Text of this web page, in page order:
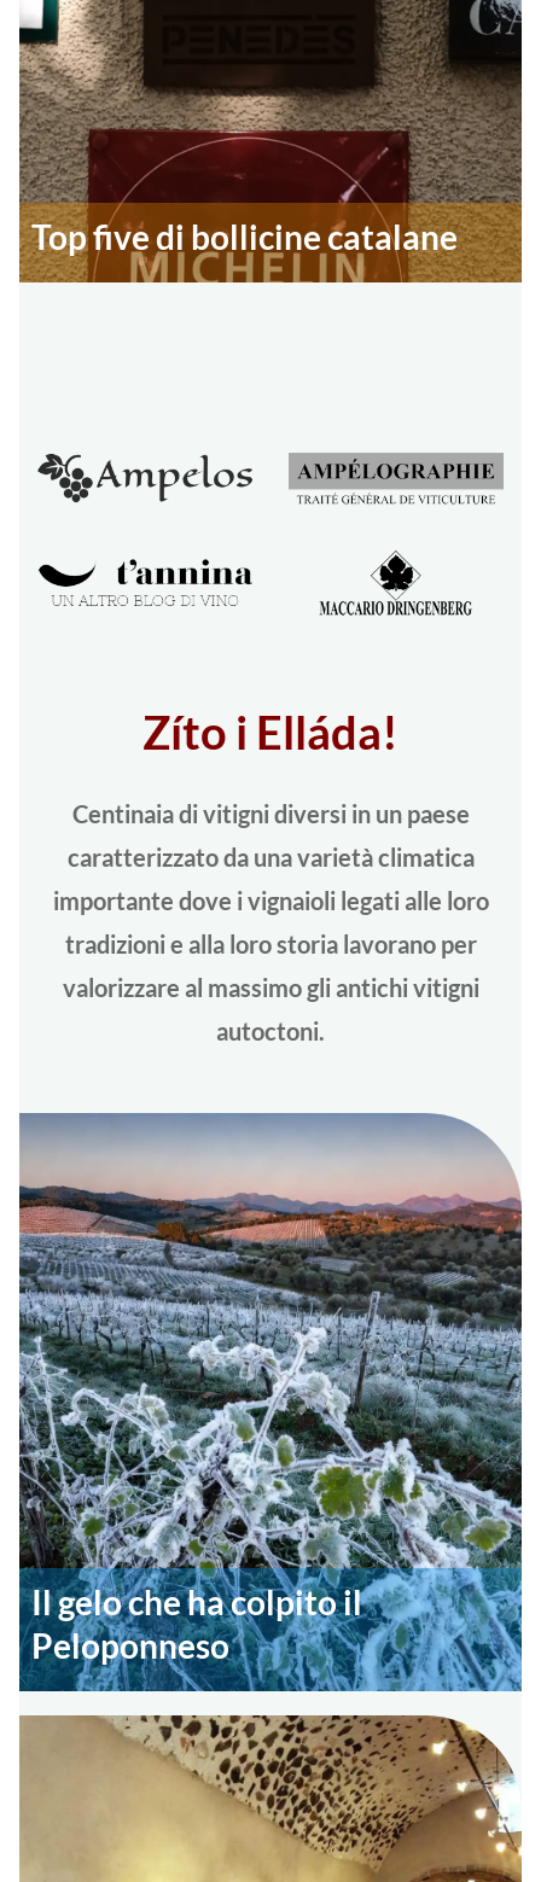
Top five di bollicine catalane
Zíto i Elláda!
Centinaia di vitigni diversi in un paese
caratterizzato da una varietà climatica
importante dove i vignaioli legati alle loro
tradizioni e alla loro storia lavorano per
valorizzare al massimo gli antichi vitigni
autoctoni.
Il gelo che ha colpito il
Peloponneso